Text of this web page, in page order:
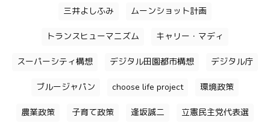
三井よしふみ ムーンショット計画
トランスヒューマニズム キャリー・マディ
スーパーシティ構想 デジタル田園都市構想 デジタル庁
ブルージャパン choose life project 環境政策
農業政策 子育て政策 逢坂誠二 立憲民主党代表選